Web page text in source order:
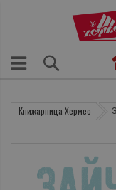
Книжарница Хермес